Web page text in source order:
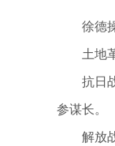
徐德
土地
抗日
参谋长。
解放